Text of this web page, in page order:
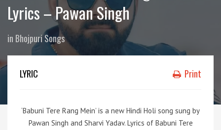
Lyrics – Pawan Singh
in Bhojpuri Songs
LYRIC Print
‘Babuni Tere Rang Mein’ is a new Hindi Holi song sung by
Pawan Singh and Sharvi Yadav. Lyrics of Babuni Tere